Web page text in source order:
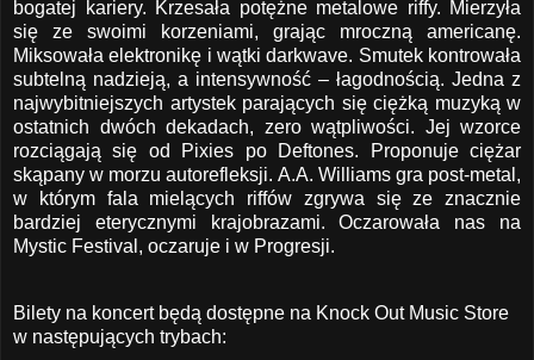
bogatej kariery. Krzesała potężne metalowe riffy. Mierzyła
się ze swoimi korzeniami, grając mroczną americanę.
Miksowała elektronikę i wątki darkwave. Smutek kontrowała
subtelną nadzieją, a intensywność – łagodnością. Jedna z
najwybitniejszych artystek parających się ciężką muzyką w
ostatnich dwóch dekadach, zero wątpliwości. Jej wzorce
rozciągają się od Pixies po Deftones. Proponuje ciężar
skąpany w morzu autorefleksji. A.A. Williams gra post-metal,
w którym fala mielących riffów zgrywa się ze znacznie
bardziej eterycznymi krajobrazami. Oczarowała nas na
Mystic Festival, oczaruje i w Progresji.
Bilety na koncert będą dostępne na Knock Out Music Store
w następujących trybach: